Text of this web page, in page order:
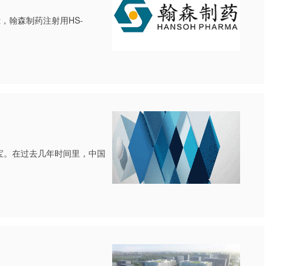
翰森制药注射用HS-
在过去几年时间里，中国